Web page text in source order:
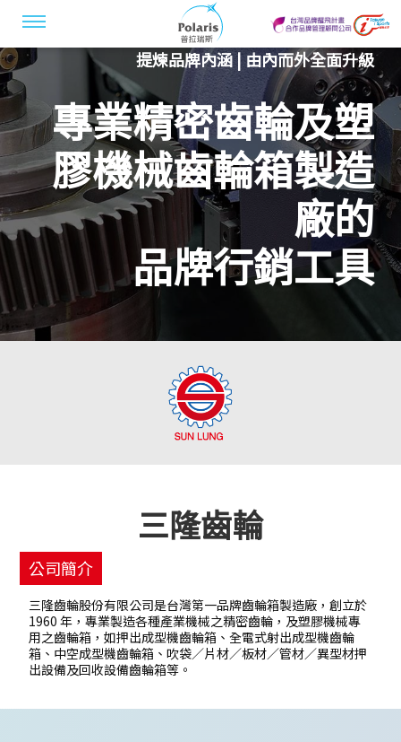
提煉品牌內涵 | 由內而外全面升級
專業精密齒輪及塑
膠機械齒輪箱製造
廠的
品牌行銷工具
三隆齒輪
公司簡介
三隆齒輪股份有限公司是台灣第一品牌齒輪箱製造廠，創立於
1960 年，專業製造各種產業機械之精密齒輪，及塑膠機械專
用之齒輪箱，如押出成型機齒輪箱、全電式射出成型機齒輪
箱、中空成型機齒輪箱、吹袋／片材／板材／管材／異型材押
出設備及回收設備齒輪箱等。